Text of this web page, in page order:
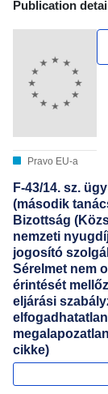
Publication
Pravo EU-a
F-43/14. sz.
(második
Bizottság
nemzeti
jogosító
Sérelmet nem
érintését
eljárási
cikke)